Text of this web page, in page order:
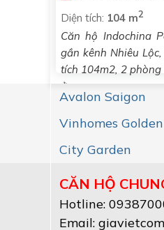
Diện tích: 104 m2
Căn hộ Indochina
gần kênh Nhiêu
tích 104m2, 2
ở.
Avalon Saigon
Vinhomes
City Garden
CĂN HỘ
Hotline:
Email: